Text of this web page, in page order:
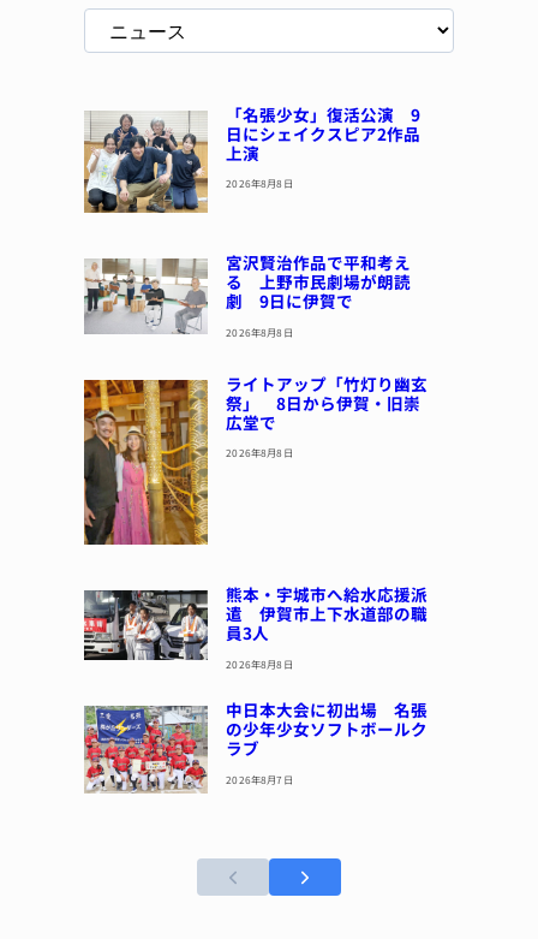
「名張少女」復活公演 9
日にシェイクスピア2作品
上演
2026年8月8日
宮沢賢治作品で平和考え
る 上野市民劇場が朗読
劇 9日に伊賀で
2026年8月8日
ライトアップ「竹灯り幽玄
祭」 8日から伊賀・旧崇
広堂で
2026年8月8日
熊本・宇城市へ給水応援派
遣 伊賀市上下水道部の職
員3人
2026年8月8日
中日本大会に初出場 名張
の少年少女ソフトボールク
ラブ
2026年8月7日